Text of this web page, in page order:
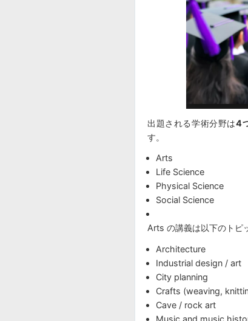
出題される学術分野は4
す。
Arts
Life Science
Physical Science
Social Science
Arts の講義は以下のトピ
Architecture
Industrial design / art
City planning
Crafts (weaving,
Cave / rock art
Music and music